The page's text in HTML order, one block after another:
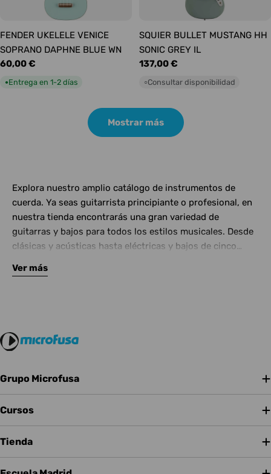
FENDER UKELELE VENICE
SOPRANO DAPHNE BLUE WN
Precio
habitual
60,00 €
●Entrega en 1-2 días
SQUIER BULLET MUSTANG HH
SONIC GREY IL
Precio
habitual
137,00 €
○Consultar disponibilidad
Mostrar más
Explora nuestro amplio catálogo de instrumentos de
cuerda. Ya seas guitarrista principiante o profesional, en
nuestra tienda encontrarás una gran variedad de
guitarras y bajos para todos los estilos musicales. Desde
clásicas y acústicas hasta eléctricas y bajos de cinco
Complementa tu instrumento con amplificadores de
Ver más
Grupo Microfusa
Cursos
Tienda